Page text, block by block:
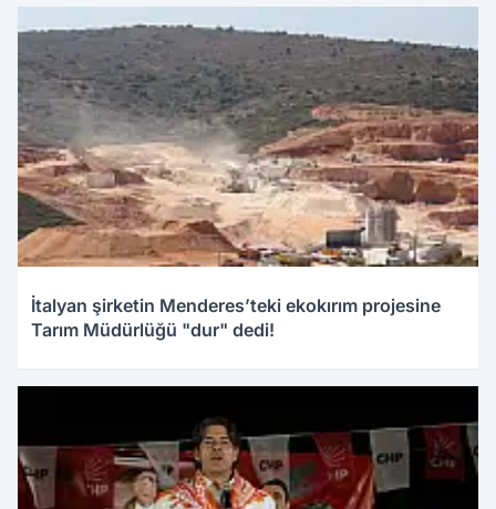
İtalyan şirketin Menderes’teki ekokırım projesine
Tarım Müdürlüğü "dur" dedi!